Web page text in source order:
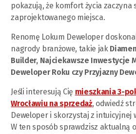
pokazują, że komfort życia zaczyna
zaprojektowanego miejsca.
Renomę Lokum Deweloper
nagrody branżowe, takie jak
Builder, Najciekawsze Inwestycje
Deweloper Roku czy Przyjazny
Jeśli interesują Cię mieszkania 3-
Wrocławiu na sprzedaż, odwiedź
Deweloper i skorzystaj z intuicyjnej
W ten sposób sprawdzisz aktualną